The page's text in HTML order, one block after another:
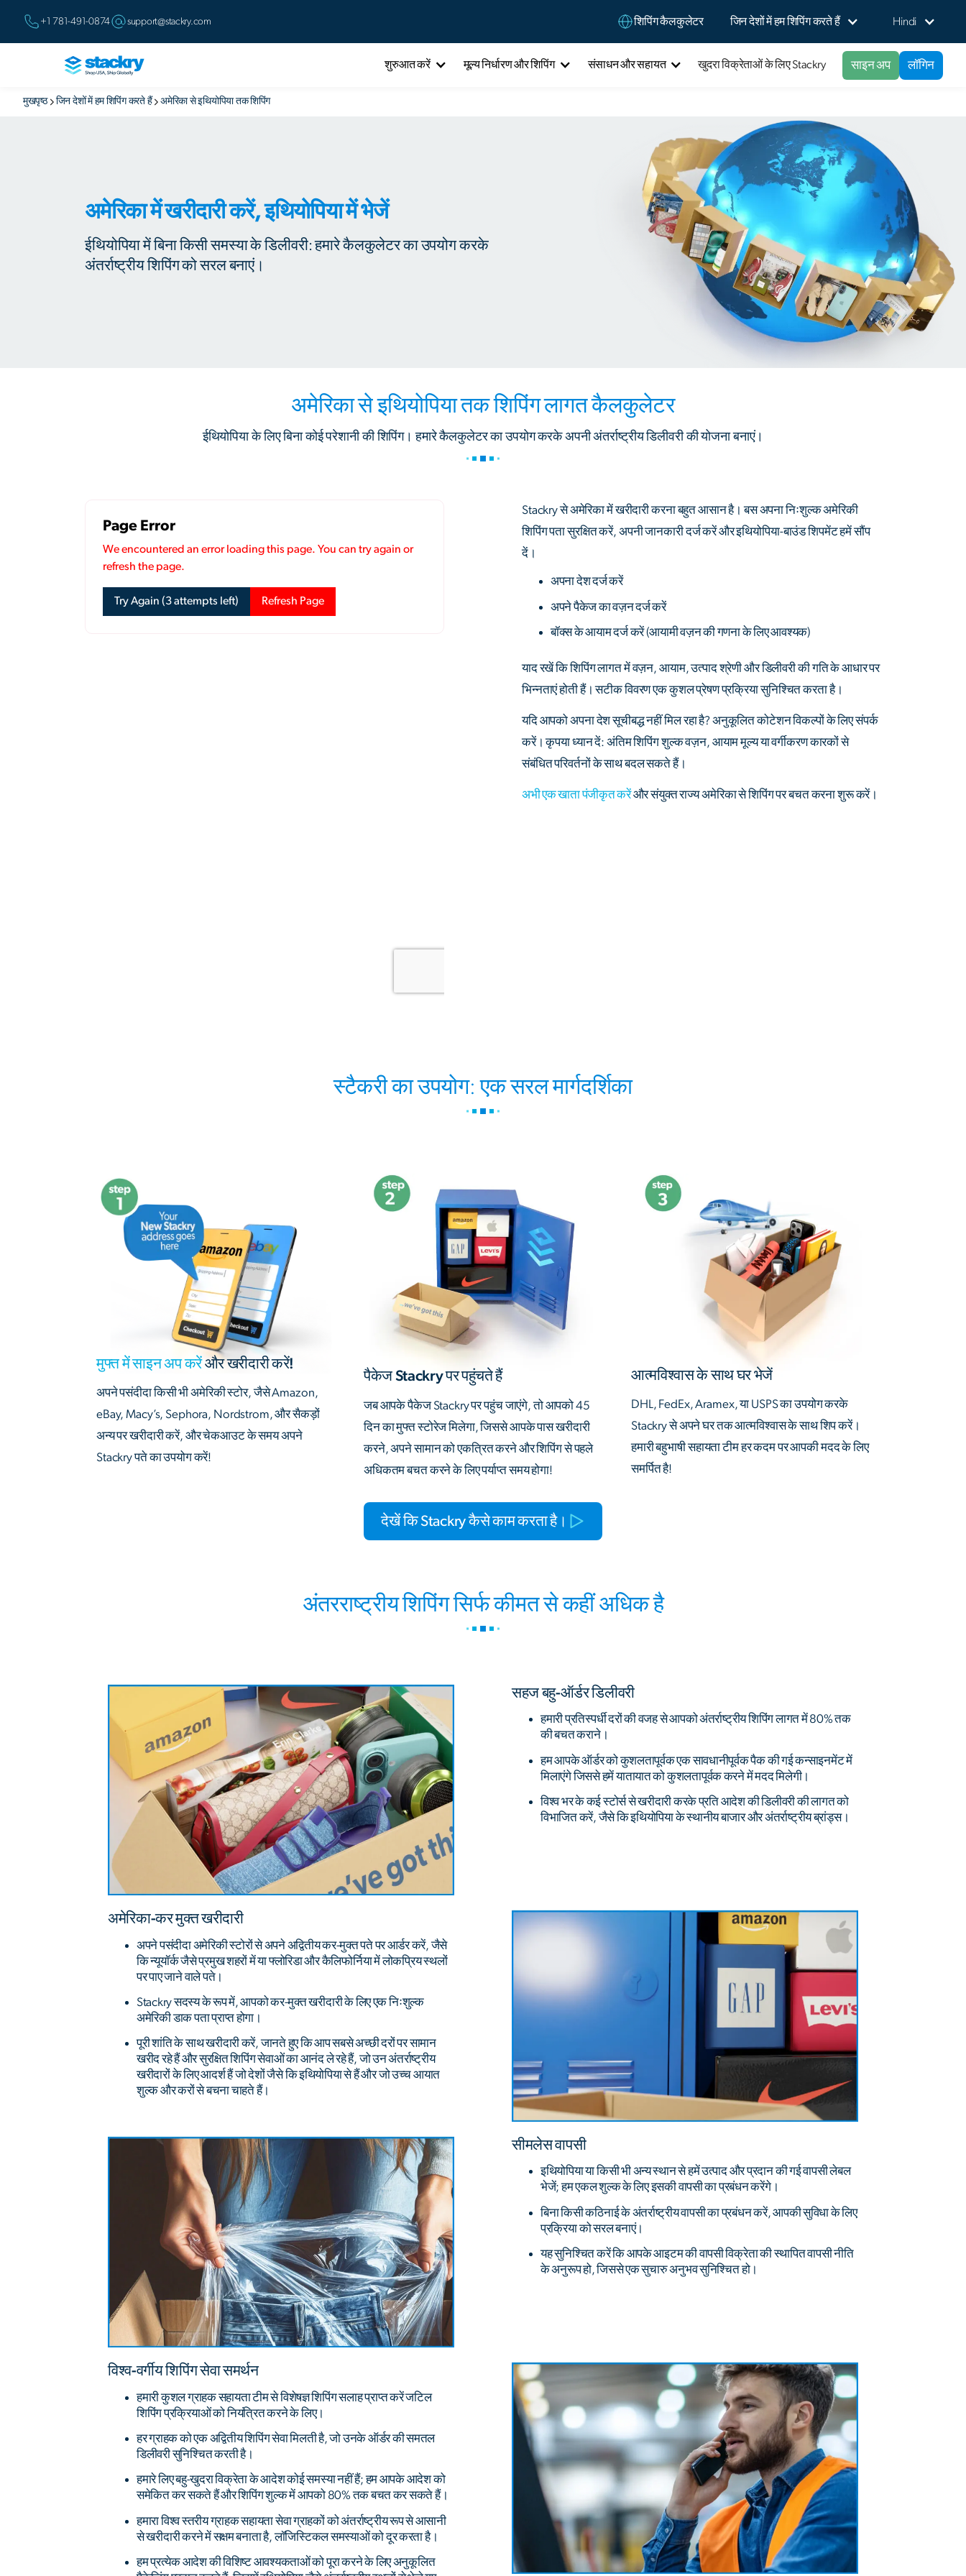
+1 781-491-0874 support@stackry.com शिपिंग कैलकुलेटर जिन देशों में हम शिपिंग करते हैं Hindi
शुरुआत करें मूल्य निर्धारण और शिपिंग संसाधन और सहायत खुदरा विक्रेताओं के लिए Stackry साइन अप लॉगिन
मुखपृष्ठ जिन देशों में हम शिपिंग करते हैं अमेरिका से इथियोपिया तक शिपिंग
अमेरिका में खरीदारी करें, इथियोपिया में भेजें
ईथियोपिया में बिना किसी समस्या के डिलीवरी: हमारे कैलकुलेटर का उपयोग करके
अंतर्राष्ट्रीय शिपिंग को सरल बनाएं।
अमेरिका से इथियोपिया तक शिपिंग लागत कैलकुलेटर
ईथियोपिया के लिए बिना कोई परेशानी की शिपिंग। हमारे कैलकुलेटर का उपयोग करके अपनी अंतर्राष्ट्रीय डिलीवरी की योजना बनाएं।
Stackry से अमेरिका में खरीदारी करना बहुत आसान है। बस अपना निःशुल्क अमेरिकी
शिपिंग पता सुरक्षित करें, अपनी जानकारी दर्ज करें और इथियोपिया-बाउंड शिपमेंट हमें सौंप
दें।
अपना देश दर्ज करें
अपने पैकेज का वज़न दर्ज करें
बॉक्स के आयाम दर्ज करें(आयामी वज़न की गणना के लिए आवश्यक)
याद रखें कि शिपिंग लागत में वज़न, आयाम, उत्पाद श्रेणी और डिलीवरी की गति के आधार पर
भिन्नताएं होती हैं। सटीक विवरण एक कुशल प्रेषण प्रक्रिया सुनिश्चित करता है।
यदि आपको अपना देश सूचीबद्ध नहीं मिल रहा है? अनुकूलित कोटेशन विकल्पों के लिए संपर्क
करें। कृपया ध्यान दें: अंतिम शिपिंग शुल्क वज़न, आयाम मूल्य या वर्गीकरण कारकों से
संबंधित परिवर्तनों के साथ बदल सकते हैं।
अभी एक खाता पंजीकृत करेंऔर संयुक्त राज्य अमेरिका से शिपिंग पर बचत करना शुरू करें।
स्टैकरी का उपयोग: एक सरल मार्गदर्शिका
मुफ्त में साइन अप करेंऔर खरीदारी करें!
अपने पसंदीदा किसी भी अमेरिकी स्टोर, जैसे Amazon,
eBay, Macy’s, Sephora, Nordstrom, और सैकड़ों
अन्य पर खरीदारी करें, और चेकआउट के समय अपने
Stackry पते का उपयोग करें!
पैकेज Stackry पर पहुंचते हैं
जब आपके पैकेज Stackry पर पहुंच जाएंगे, तो आपको 45
दिन का मुफ्त स्टोरेज मिलेगा, जिससे आपके पास खरीदारी
करने, अपने सामान को एकत्रित करने और शिपिंग से पहले
अधिकतम बचत करने के लिए पर्याप्त समय होगा!
आत्मविश्वास के साथ घर भेजें
DHL, FedEx, Aramex, या USPS का उपयोग करके
Stackry से अपने घर तक आत्मविश्वास के साथ शिप करें।
हमारी बहुभाषी सहायता टीम हर कदम पर आपकी मदद के लिए
समर्पित है!
देखें कि Stackry कैसे काम करता है।
अंतरराष्ट्रीय शिपिंग सिर्फ कीमत से कहीं अधिक है
सहज बहु-ऑर्डर डिलीवरी
हमारी प्रतिस्पर्धी दरों की वजह से आपको अंतर्राष्ट्रीय शिपिंग लागत में 80% तक
की बचत कराने।
हम आपके ऑर्डर को कुशलतापूर्वक एक सावधानीपूर्वक पैक की गई कन्साइनमेंट में
मिलाएंगे जिससे हमें यातायात को कुशलतापूर्वक करने में मदद मिलेगी।
विश्व भर के कई स्टोर्स से खरीदारी करके प्रति आदेश की डिलीवरी की लागत को
विभाजित करें, जैसे कि इथियोपिया के स्थानीय बाजार और अंतर्राष्ट्रीय ब्रांड्स।
अमेरिका-कर मुक्त खरीदारी
अपने पसंदीदा अमेरिकी स्टोरों से अपने अद्वितीय कर-मुक्त पते पर आर्डर करें, जैसे
कि न्यूयॉर्क जैसे प्रमुख शहरों में या फ्लोरिडा और कैलिफोर्निया में लोकप्रिय स्थलों
पर पाए जाने वाले पते।
Stackry सदस्य के रूप में, आपको कर-मुक्त खरीदारी के लिए एक निःशुल्क
अमेरिकी डाक पता प्राप्त होगा।
पूरी शांति के साथ खरीदारी करें, जानते हुए कि आप सबसे अच्छी दरों पर सामान
खरीद रहे हैं और सुरक्षित शिपिंग सेवाओं का आनंद ले रहे हैं, जो उन अंतर्राष्ट्रीय
खरीदारों के लिए आदर्श हैं जो देशों जैसे कि इथियोपिया से हैं और जो उच्च आयात
शुल्क और करों से बचना चाहते हैं।
सीमलेस वापसी
इथियोपिया या किसी भी अन्य स्थान से हमें उत्पाद और प्रदान की गई वापसी लेबल
भेजें; हम एकल शुल्क के लिए इसकी वापसी का प्रबंधन करेंगे।
बिना किसी कठिनाई के अंतर्राष्ट्रीय वापसी का प्रबंधन करें, आपकी सुविधा के लिए
प्रक्रिया को सरल बनाएं।
यह सुनिश्चित करें कि आपके आइटम की वापसी विक्रेता की स्थापित वापसी नीति
के अनुरूप हो, जिससे एक सुचारु अनुभव सुनिश्चित हो।
विश्व-वर्गीय शिपिंग सेवा समर्थन
हमारी कुशल ग्राहक सहायता टीम से विशेषज्ञ शिपिंग सलाह प्राप्त करें जटिल
शिपिंग प्रक्रियाओं को नियंत्रित करने के लिए।
हर ग्राहक को एक अद्वितीय शिपिंग सेवा मिलती है, जो उनके ऑर्डर की समतल
डिलीवरी सुनिश्चित करती है।
हमारे लिए बहु-खुदरा विक्रेता के आदेश कोई समस्या नहीं हैं; हम आपके आदेश को
समेकित कर सकते हैं और शिपिंग शुल्क में आपको 80% तक बचत कर सकते हैं।
हमारा विश्व स्तरीय ग्राहक सहायता सेवा ग्राहकों को अंतर्राष्ट्रीय रूप से आसानी
से खरीदारी करने में सक्षम बनाता है, लॉजिस्टिकल समस्याओं को दूर करता है।
हम प्रत्येक आदेश की विशिष्ट आवश्यकताओं को पूरा करने के लिए अनुकूलित